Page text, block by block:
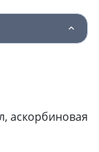
аскорбиновая